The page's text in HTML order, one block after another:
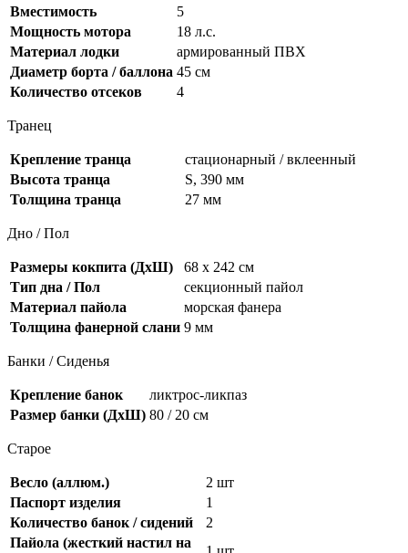
Вместимость
5
Мощность мотора
18 л.с.
Материал лодки
армированный ПВХ
Диаметр борта / баллона 45 см
Количество отсеков
4
Транец
Крепление транца
стационарный / вклеенный
Высота транца
S, 390 мм
Толщина транца
27 мм
Дно / Пол
Размеры кокпита (ДхШ)
68 х 242 см
Тип дна / Пол
секционный пайол
Материал пайола
морская фанера
Толщина фанерной слани 9 мм
Банки / Сиденья
Крепление банок
ликтрос-ликпаз
Размер банки (ДхШ) 80 / 20 см
Старое
Весло (аллюм.)
2 шт
Паспорт изделия
1
Количество банок / сидений
2
Пайола (жесткий настил на